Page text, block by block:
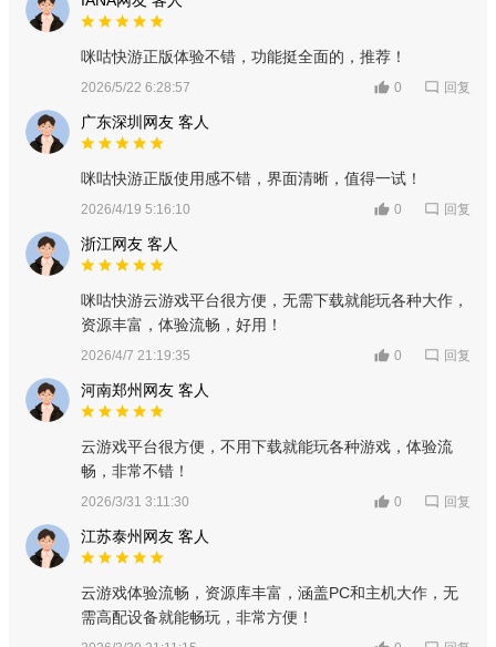
咪咕快游正版体验不错，功能挺全面的，推荐！
2026/5/22 6:28:57 0 回复
广东深圳网友 客人
咪咕快游正版使用感不错，界面清晰，值得一试！
2026/4/19 5:16:10 0 回复
浙江网友 客人
咪咕快游云游戏平台很方便，无需下载就能玩各种大作，
资源丰富，体验流畅，好用！
2026/4/7 21:19:35 0 回复
河南郑州网友 客人
云游戏平台很方便，不用下载就能玩各种游戏，体验流
畅，非常不错！
2026/3/31 3:11:30 0 回复
江苏泰州网友 客人
云游戏体验流畅，资源库丰富，涵盖PC和主机大作，无
需高配设备就能畅玩，非常方便！